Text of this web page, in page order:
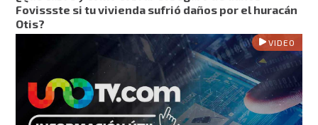
Fovissste si tu vivienda sufrió daños por el huracán
Otis?
VIDEO